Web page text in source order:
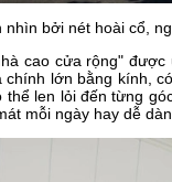
bởi nét hoài cổ,
cao cửa rộng"
lớn bằng kính,
thể len lỏi đến từng
mỗi ngày hay dễ